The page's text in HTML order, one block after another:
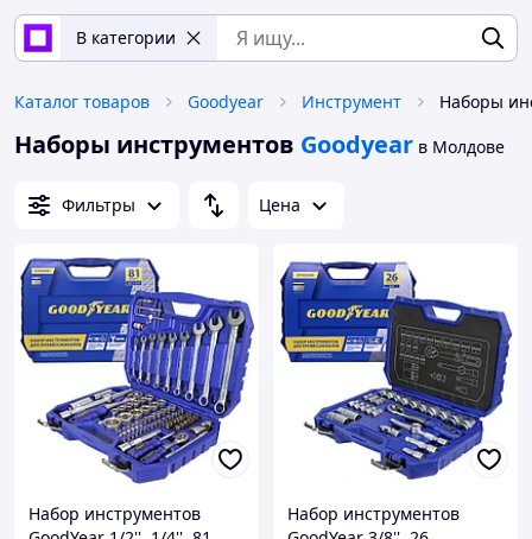
В категории
Каталог товаров Goodyear Инструмент Наборы
Наборы инструментов Goodyear в Молдове
Фильтры Цена
Набор инструментов
Набор инструментов